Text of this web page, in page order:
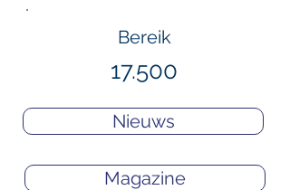
Bereik
17.500
Nieuws
Magazine